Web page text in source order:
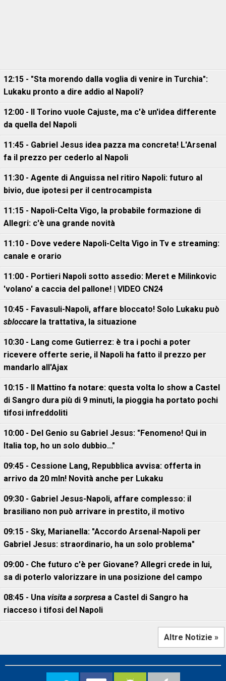
12:15 - "Sta morendo dalla voglia di venire in Turchia":
Lukaku pronto a dire addio al Napoli?
12:00 - Il Torino vuole Cajuste, ma c'è un'idea differente
da quella del Napoli
11:45 - Gabriel Jesus idea pazza ma concreta! L'Arsenal
fa il prezzo per cederlo al Napoli
11:30 - Agente di Anguissa nel ritiro Napoli: futuro al
bivio, due ipotesi per il centrocampista
11:15 - Napoli-Celta Vigo, la probabile formazione di
Allegri: c'è una grande novità
11:10 - Dove vedere Napoli-Celta Vigo in Tv e streaming:
canale e orario
11:00 - Portieri Napoli sotto assedio: Meret e Milinkovic
'volano' a caccia del pallone! | VIDEO CN24
10:45 - Favasuli-Napoli, affare bloccato! Solo Lukaku può
sbloccare la trattativa, la situazione
10:30 - Lang come Gutierrez: è tra i pochi a poter
ricevere offerte serie, il Napoli ha fatto il prezzo per
mandarlo all'Ajax
10:15 - Il Mattino fa notare: questa volta lo show a Castel
di Sangro dura più di 9 minuti, la pioggia ha portato pochi
tifosi infreddoliti
10:00 - Del Genio su Gabriel Jesus: "Fenomeno! Qui in
Italia top, ho un solo dubbio..."
09:45 - Cessione Lang, Repubblica avvisa: offerta in
arrivo da 20 mln! Novità anche per Lukaku
09:30 - Gabriel Jesus-Napoli, affare complesso: il
brasiliano non può arrivare in prestito, il motivo
09:15 - Sky, Marianella: "Accordo Arsenal-Napoli per
Gabriel Jesus: straordinario, ha un solo problema"
09:00 - Che futuro c'è per Giovane? Allegri crede in lui,
sa di poterlo valorizzare in una posizione del campo
08:45 - Una visita a sorpresa a Castel di Sangro ha
riacceso i tifosi del Napoli
Altre Notizie »